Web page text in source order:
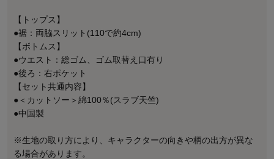
【トップス】
●裾：両脇スリット(110で約4cm)
【ボトムス】
●ウエスト：総ゴム、ゴム取替え口有り
●後ろ：右ポケット
【セット共通内容】
●＜カットソー＞綿100％(スラブ天竺)
●中国製
※生地の取り方により、キャラクターの向きや柄の出方が異な
る場合があります。